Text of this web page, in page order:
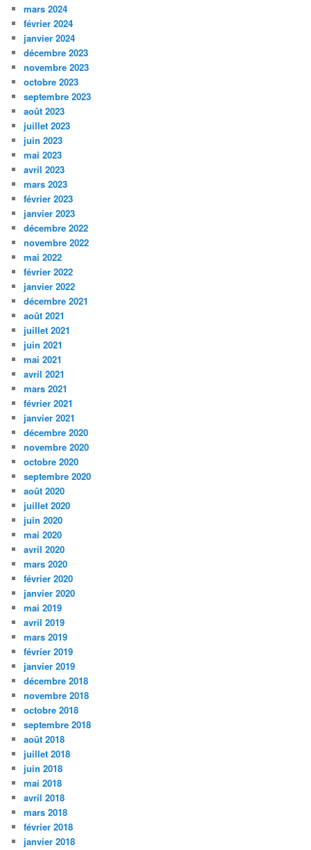
mars 2024
février 2024
janvier 2024
décembre 2023
novembre 2023
octobre 2023
septembre 2023
août 2023
juillet 2023
juin 2023
mai 2023
avril 2023
mars 2023
février 2023
janvier 2023
décembre 2022
novembre 2022
mai 2022
février 2022
janvier 2022
décembre 2021
août 2021
juillet 2021
juin 2021
mai 2021
avril 2021
mars 2021
février 2021
janvier 2021
décembre 2020
novembre 2020
octobre 2020
septembre 2020
août 2020
juillet 2020
juin 2020
mai 2020
avril 2020
mars 2020
février 2020
janvier 2020
mai 2019
avril 2019
mars 2019
février 2019
janvier 2019
décembre 2018
novembre 2018
octobre 2018
septembre 2018
août 2018
juillet 2018
juin 2018
mai 2018
avril 2018
mars 2018
février 2018
janvier 2018